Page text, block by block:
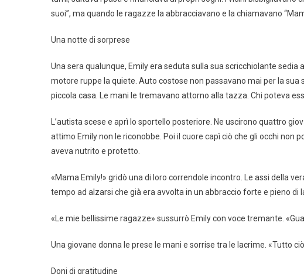
suoi”, ma quando le ragazze la abbracciavano e la chiamavano
Una notte di sorprese
Una sera qualunque, Emily era seduta sulla sua scricchiolante
motore ruppe la quiete. Auto costose non passavano mai per la
piccola casa. Le mani le tremavano attorno alla tazza. Chi poteva
L’autista scese e aprì lo sportello posteriore. Ne uscirono quattro
attimo Emily non le riconobbe. Poi il cuore capì ciò che gli occhi non
aveva nutrito e protetto.
«Mama Emily!» gridò una di loro correndole incontro. Le assi della
tempo ad alzarsi che già era avvolta in un abbraccio forte e pieno di
«Le mie bellissime ragazze» sussurrò Emily con voce tremante.
Una giovane donna le prese le mani e sorrise tra le lacrime. «Tutto
Doni di gratitudine